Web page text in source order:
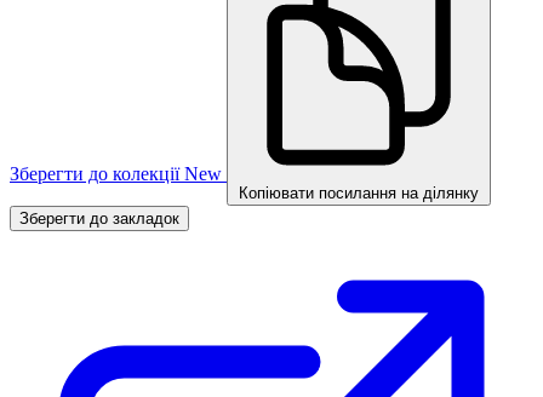
Зберегти до колекції New
Копіювати посилання на ділянку
Зберегти до закладок